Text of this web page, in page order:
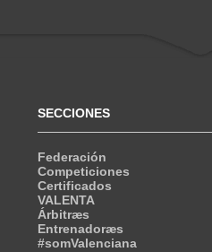
SECCIONES
Federación
Competiciones
Certificados
VALENTA
Árbitræs
Entrenadoræs
#somValenciana